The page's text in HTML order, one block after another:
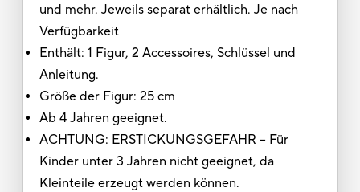
und mehr. Jeweils separat erhältlich. Je nach
Verfügbarkeit
Enthält: 1 Figur, 2 Accessoires, Schlüssel und
Anleitung.
Größe der Figur: 25 cm
Ab 4 Jahren geeignet.
ACHTUNG: ERSTICKUNGSGEFAHR – Für
Kinder unter 3 Jahren nicht geeignet, da
Kleinteile erzeugt werden können.